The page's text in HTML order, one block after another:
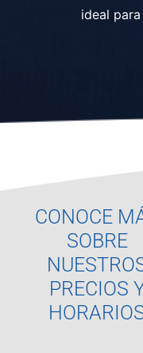
ideal
CONOCE
SOBRE
PRECIOS